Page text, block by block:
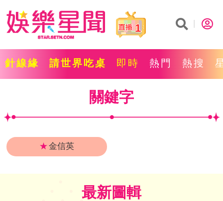
1
針線緣 請世界吃桌 即時 熱門 熱搜
關鍵字
★金信英
最新圖輯